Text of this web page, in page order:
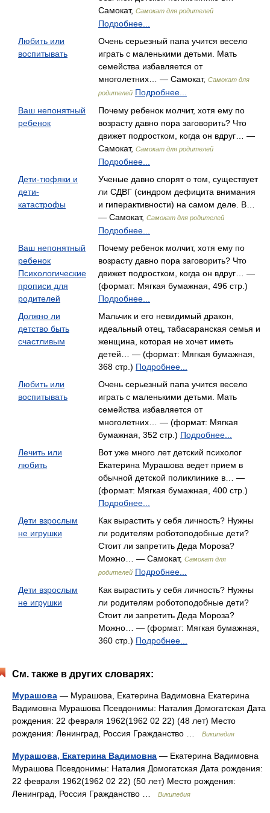
Самокат, Самокат для родителей
Подробнее...
Любить или
воспитывать
Очень серьезный папа учится весело
играть с маленькими детьми. Мать
семейства избавляется от
многолетних… — Самокат, Самокат для
родителей Подробнее...
Ваш непонятный
ребенок
Почему ребенок молчит, хотя ему по
возрасту давно пора заговорить? Что
движет подростком, когда он вдруг… —
Самокат, Самокат для родителей
Подробнее...
Дети-тюфяки и
дети-
катастрофы
Ученые давно спорят о том, существует
ли СДВГ (синдром дефицита внимания
и гиперактивности) на самом деле. В…
— Самокат, Самокат для родителей
Подробнее...
Ваш непонятный
ребенок
Психологические
прописи для
родителей
Почему ребенок молчит, хотя ему по
возрасту давно пора заговорить? Что
движет подростком, когда он вдруг… —
(формат: Мягкая бумажная, 496 стр.)
Подробнее...
Должно ли
детство быть
счастливым
Мальчик и его невидимый дракон,
идеальный отец, табасаранская семья и
женщина, которая не хочет иметь
детей… — (формат: Мягкая бумажная,
368 стр.) Подробнее...
Любить или
воспитывать
Очень серьезный папа учится весело
играть с маленькими детьми. Мать
семейства избавляется от
многолетних… — (формат: Мягкая
бумажная, 352 стр.) Подробнее...
Лечить или
любить
Вот уже много лет детский психолог
Екатерина Мурашова ведет прием в
обычной детской поликлинике в… —
(формат: Мягкая бумажная, 400 стр.)
Подробнее...
Дети взрослым
не игрушки
Как вырастить у себя личность? Нужны
ли родителям роботоподобные дети?
Стоит ли запретить Деда Мороза?
Можно… — Самокат, Самокат для
родителей Подробнее...
Дети взрослым
не игрушки
Как вырастить у себя личность? Нужны
ли родителям роботоподобные дети?
Стоит ли запретить Деда Мороза?
Можно… — (формат: Мягкая бумажная,
360 стр.) Подробнее...
См. также в других словарях:
Мурашова — Мурашова, Екатерина Вадимовна Екатерина
Вадимовна Мурашова Псевдонимы: Наталия Домогатская Дата
рождения: 22 февраля 1962(1962 02 22) (48 лет) Место
рождения: Ленинград, Россия Гражданство …
Википедия
Мурашова, Екатерина Вадимовна — Екатерина Вадимовна
Мурашова Псевдонимы: Наталия Домогатская Дата рождения:
22 февраля 1962(1962 02 22) (50 лет) Место рождения:
Ленинград, Россия Гражданство …
Википедия